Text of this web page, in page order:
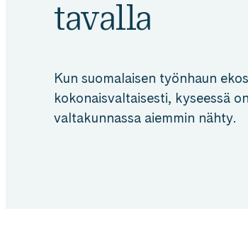
tavalla
Kun suomalaisen työnhaun
kokonaisvaltaisesti, kyseessä
valtakunnassa aiemmin nähty.